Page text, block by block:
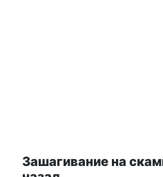
Зашагивание на